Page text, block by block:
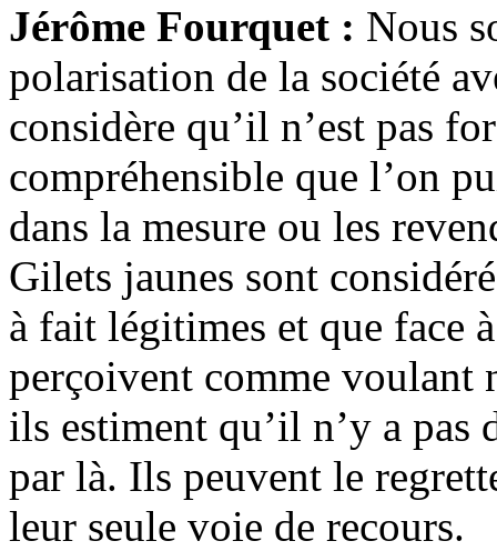
Jérôme Fourquet : Nous
polarisation de la société
considère qu’il n’est pas
compréhensible que l’on
dans la mesure ou les
Gilets jaunes sont
à fait légitimes et que face
perçoivent comme voulant
ils estiment qu’il n’y a pas
par là. Ils peuvent le
leur seule voie de recours.